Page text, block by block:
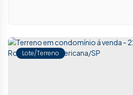
Lote/Terreno